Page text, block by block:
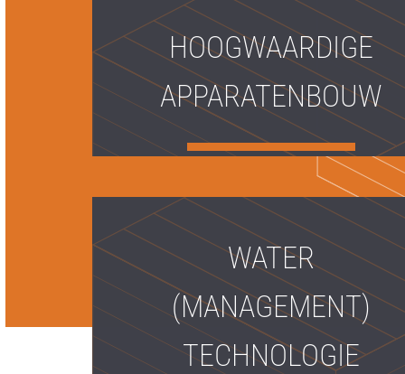
HOOGWAARDIGE
APPARATENBOUW
WATER
(MANAGEMENT)
TECHNOLOGIE